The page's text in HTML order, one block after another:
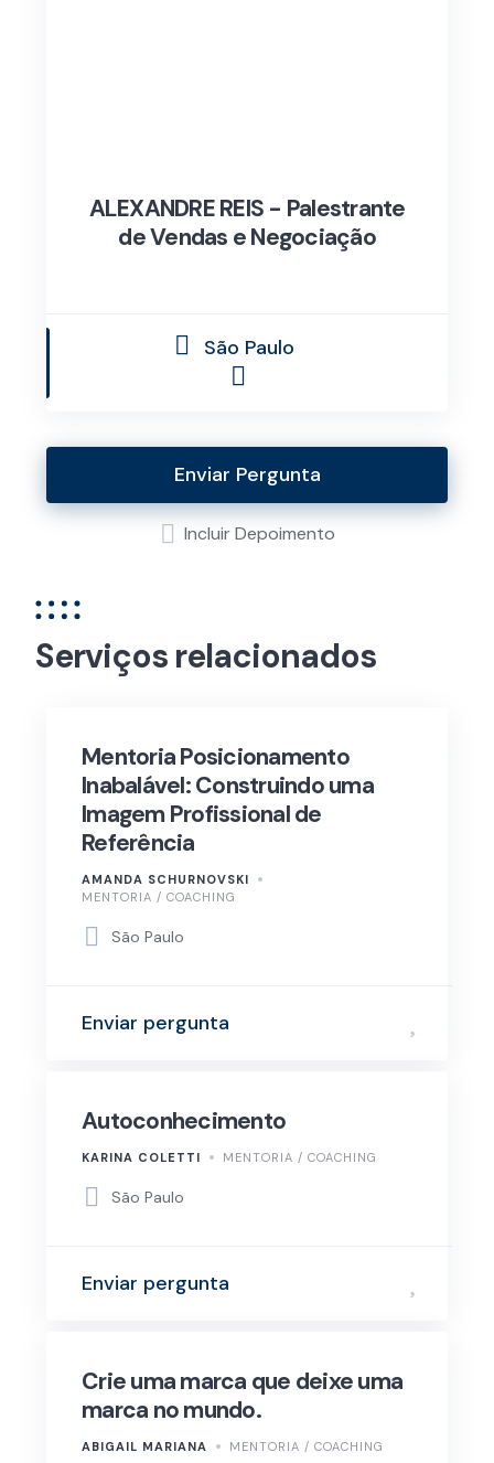
ALEXANDRE REIS - Palestrante
de Vendas e Negociação
São Paulo
Enviar Pergunta
Incluir Depoimento
Serviços relacionados
Mentoria Posicionamento
Inabalável: Construindo uma
Imagem Profissional de
Referência
AMANDA SCHURNOVSKI
MENTORIA / COACHING
São Paulo
Enviar pergunta
Autoconhecimento
KARINA COLETTI MENTORIA / COACHING
São Paulo
Enviar pergunta
Crie uma marca que deixe uma
marca no mundo.
ABIGAIL MARIANA MENTORIA / COACHING